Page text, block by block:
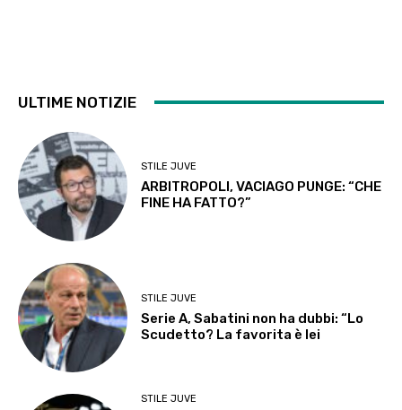
ULTIME NOTIZIE
STILE JUVE
ARBITROPOLI, VACIAGO PUNGE: “CHE
FINE HA FATTO?”
STILE JUVE
Serie A, Sabatini non ha dubbi: “Lo
Scudetto? La favorita è lei
STILE JUVE